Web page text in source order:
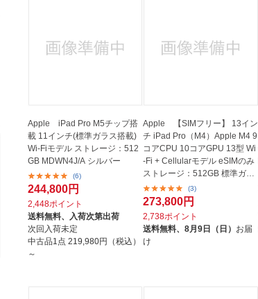
Apple iPad Pro M5チップ搭
載 11インチ(標準ガラス搭載)
Wi-Fiモデル ストレージ：512
GB MDWN4J/A シルバー
(6)
244,800円
2,448ポイント
送料無料、 入荷次第出荷
次回入荷未定
中古品1点 219,980円（税込）
～
Apple 【SIMフリー】 13イン
チ iPad Pro（M4）Apple M4 9
コアCPU 10コアGPU 13型 Wi
-Fi + Cellularモデル eSIMのみ
ストレージ：512GB 標準ガラ
ス...
(3)
273,800円
2,738ポイント
送料無料、8月9日（日） お届
け